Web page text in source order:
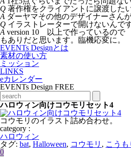
Q 著作権をクライアントに譲渡した
A ダーヤマその他のデザイナーさん
Q イラストレーターで開けないんで
A version 10 以上で作っているので
もありだと思います。臨機応変に。
EVENTs Designとは
素材の使い方
ミッション
LINKS
eカレンダー
EVENTs Design FREE
ハロウィン向けコウモリセット4
コウモリのイラスト詰め合わせ。
category :
ハロウィン
タグ: bat, Halloween, コウモリ , こうも
0